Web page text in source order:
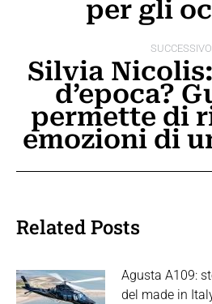
per gli
SUCCESSIVO
post:
Silvia
d’epoca?
permette di
emozioni di
Related Posts
Agusta A109:
del made in